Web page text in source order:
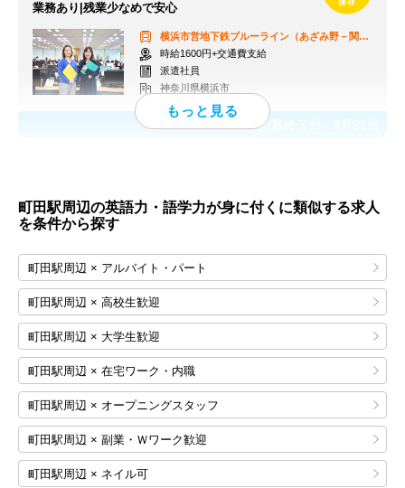
業務あり|残業少なめで安心
横浜市営地下鉄ブルーライン（あざみ野－関内）
時給1600円+交通費支給
派遣社員
神奈川県横浜市
応募終了日：
町田駅周辺の英語力・語学力が身に付くに類似する求人
を条件から探す
町田駅周辺 × アルバイト・パート
町田駅周辺 × 高校生歓迎
町田駅周辺 × 大学生歓迎
町田駅周辺 × 在宅ワーク・内職
町田駅周辺 × オープニングスタッフ
町田駅周辺 × 副業・Ｗワーク歓迎
町田駅周辺 × ネイル可